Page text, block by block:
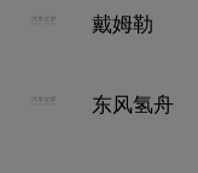
戴姆勒
东风氢舟